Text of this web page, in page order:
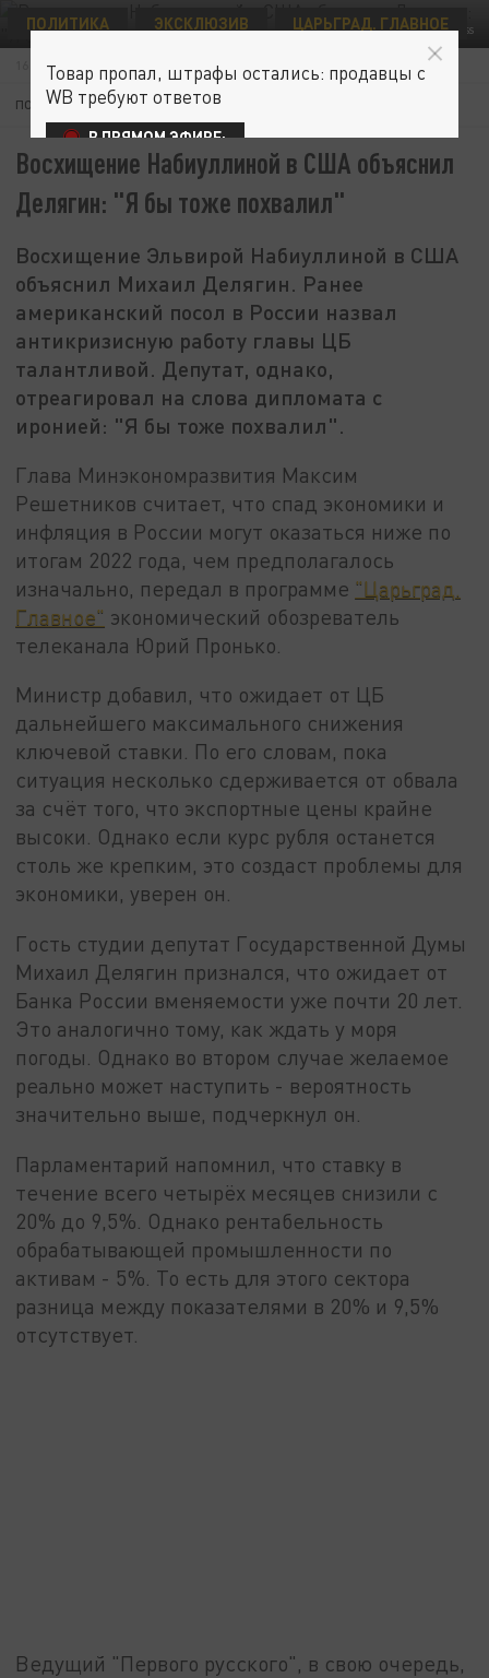
KREMLIN POOL/GLOBALLOOKPRESS
ПОЛИТИКА ЭКСКЛЮЗИВ ЦАРЬГРАД. ГЛАВНОЕ
16 ИЮНЯ 13:26
ПОДПИШИТЕСЬ:
Восхищение Набиуллиной в США объяснил
Делягин: "Я бы тоже похвалил"
Восхищение Эльвирой Набиуллиной в США
объяснил Михаил Делягин. Ранее
американский посол в России назвал
антикризисную работу главы ЦБ
талантливой. Депутат, однако,
отреагировал на слова дипломата с
иронией: "Я бы тоже похвалил".
Глава Минэкономразвития Максим
Решетников считает, что спад экономики и
инфляция в России могут оказаться ниже по
итогам 2022 года, чем предполагалось
изначально, передал в программе "Царьград.
Главное" экономический обозреватель
телеканала Юрий Пронько.
Министр добавил, что ожидает от ЦБ
дальнейшего максимального снижения
ключевой ставки. По его словам, пока
ситуация несколько сдерживается от обвала
за счёт того, что экспортные цены крайне
высоки. Однако если курс рубля останется
столь же крепким, это создаст проблемы для
экономики, уверен он.
Гость студии депутат Государственной Думы
Михаил Делягин признался, что ожидает от
Банка России вменяемости уже почти 20 лет.
Это аналогично тому, как ждать у моря
погоды. Однако во втором случае желаемое
реально может наступить - вероятность
значительно выше, подчеркнул он.
Парламентарий напомнил, что ставку в
течение всего четырёх месяцев снизили с
20% до 9,5%. Однако рентабельность
обрабатывающей промышленности по
активам - 5%. То есть для этого сектора
разница между показателями в 20% и 9,5%
отсутствует.
Ведущий "Первого русского", в свою очередь,
Товар пропал, штрафы остались: продавцы с
WB требуют ответов
В ПРЯМОМ ЭФИРЕ: